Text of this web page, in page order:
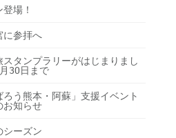
場！
に参拝へ
スタンプラリーがはじまりまし
30日まで
ろう熊本・阿蘇」支援イベント
お知らせ
シーズン